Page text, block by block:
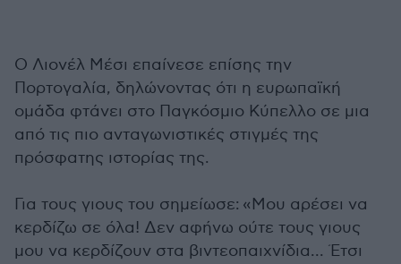
Ο Λιονέλ Μέσι επαίνεσε επίσης την
Πορτογαλία, δηλώνοντας ότι η ευρωπαϊκή
ομάδα φτάνει στο Παγκόσμιο Κύπελλο σε μια
από τις πιο ανταγωνιστικές στιγμές της
πρόσφατης ιστορίας της.
Για τους γιους του σημείωσε: «Μου αρέσει να
κερδίζω σε όλα! Δεν αφήνω ούτε τους γιους
μου να κερδίζουν στα βιντεοπαιχνίδια... Έτσι